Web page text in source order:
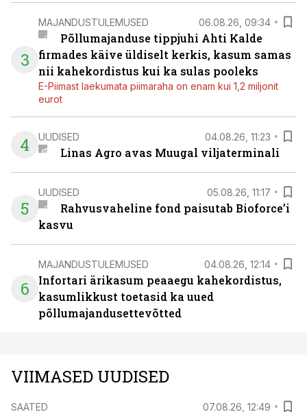
3
MAJANDUSTULEMUSED 06.08.26, 09:34
Põllumajanduse tippjuhi Ahti Kalde
firmades käive üldiselt kerkis, kasum samas
nii kahekordistus kui ka sulas pooleks
E-Piimast laekumata piimaraha on enam kui 1,2 miljonit
eurot
4 UUDISED 04.08.26, 11:23
Linas Agro avas Muugal viljaterminali
5
UUDISED 05.08.26, 11:17
Rahvusvaheline fond paisutab Bioforce’i
kasvu
6
MAJANDUSTULEMUSED 04.08.26, 12:14
Infortari ärikasum peaaegu kahekordistus,
kasumlikkust toetasid ka uued
põllumajandusettevõtted
VIIMASED UUDISED
SAATED 07.08.26, 12:49